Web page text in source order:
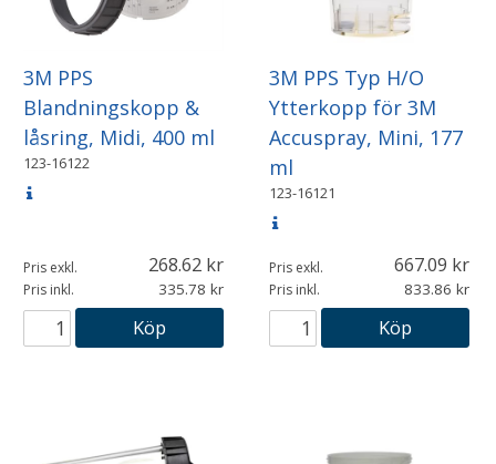
3M PPS
Blandningskopp &
låsring, Midi, 400 ml
123-16122
Pris exkl. 268.62
Pris inkl. 335.78
Köp
3M PPS Typ H/O
Ytterkopp för 3M
Accuspray, Mini, 177
ml
123-16121
Pris exkl. 667.09
Pris inkl. 833.86
Köp